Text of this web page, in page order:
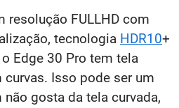
resolução FULLHD com
tecnologia HDR10+
Edge 30 Pro tem tela
curvas. Isso pode ser um
gosta da tela curvada,